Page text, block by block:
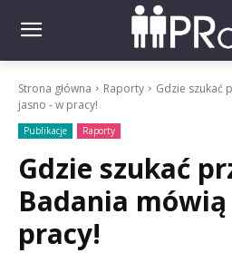
Strona główna Raporty
Gdzie szukać
jasno - w pracy!
Publikacje Raporty
Gdzie szukać
Badania
pracy!